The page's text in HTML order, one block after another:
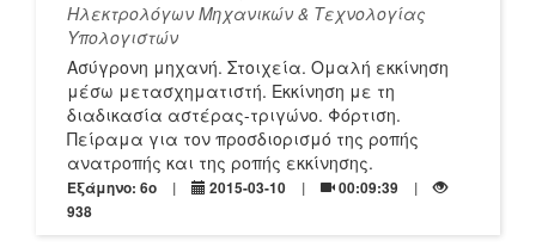
Ηλεκτρολόγων Μηχανικών & Τεχνολογίας
Υπολογιστών
Ασύγρονη μηχανή. Στοιχεία. Ομαλή εκκίνηση
μέσω μετασχηματιστή. Εκκίνηση με τη
διαδικασία αστέρας-τριγώνο. Φόρτιση.
Πείραμα για τον προσδιορισμό της ροπής
ανατροπής και της ροπής εκκίνησης.
Εξάμηνο: 6o 2015-03-10
00:09:39
938